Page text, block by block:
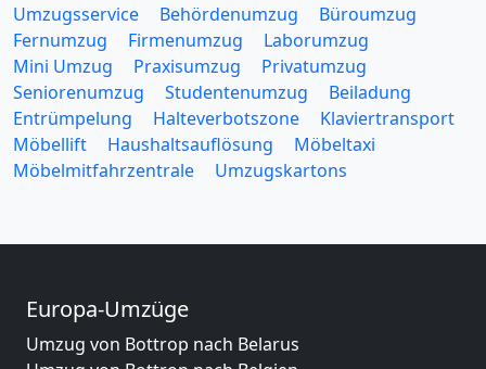
Umzugsservice Behördenumzug
Büroumzug
Fernumzug
Firmenumzug
Laborumzug
Mini Umzug
Praxisumzug
Privatumzug
Seniorenumzug
Studentenumzug
Beiladung
Entrümpelung
Halteverbotszone
Klaviertransport
Möbellift
Haushaltsauflösung
Möbeltaxi
Möbelmitfahrzentrale
Umzugskartons
Europa-Umzüge
Umzug von Bottrop nach Belarus